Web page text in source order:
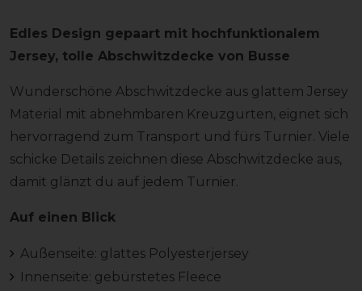
Edles Design gepaart mit hochfunktionalem
Jersey, tolle Abschwitzdecke von Busse
Wunderschöne Abschwitzdecke aus glattem Jersey
Material mit abnehmbaren Kreuzgurten, eignet sich
hervorragend zum Transport und fürs Turnier. Viele
schicke Details zeichnen diese Abschwitzdecke aus,
damit glänzt du auf jedem Turnier.
Auf einen Blick
Außenseite: glattes Polyesterjersey
Innenseite: gebürstetes Fleece